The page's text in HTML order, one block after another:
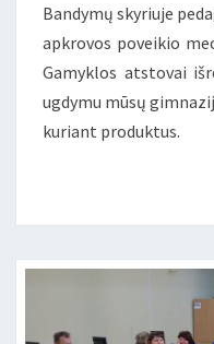
Bandymų skyriuje
apkrovos poveikio
Gamyklos atstovai
ugdymu mūsų
kuriant produktus.